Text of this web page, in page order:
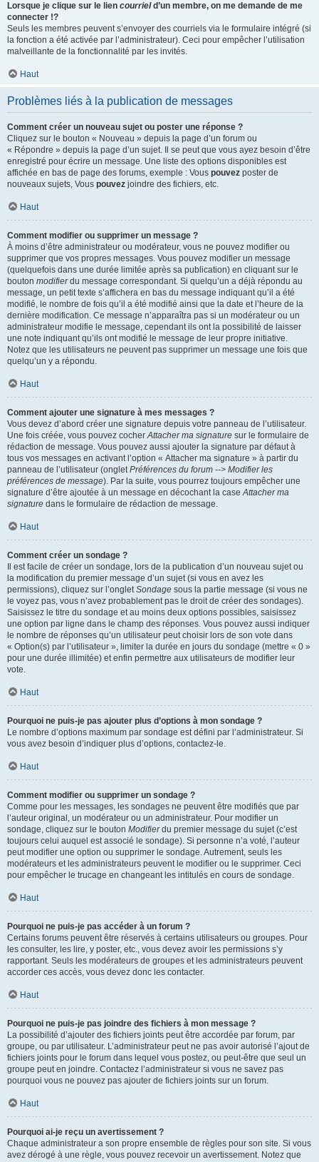
Lorsque je clique sur le lien courrield’un membre, on me demande de me
connecter !?
Seuls les membres peuvent s’envoyer des courriels via le formulaire intégré (si
la fonction a été activée par l’administrateur). Ceci pour empêcher l’utilisation
malveillante de la fonctionnalité par les invités.
Haut
Problèmes liés à la publication de messages
Comment créer un nouveau sujet ou poster une réponse ?
Cliquez sur le bouton « Nouveau » depuis la page d’un forum ou
« Répondre » depuis la page d’un sujet. Il se peut que vous ayez besoin d’être
enregistré pour écrire un message. Une liste des options disponibles est
affichée en bas de page des forums, exemple : Vous pouvez poster de
nouveaux sujets, Vous pouvez joindre des fichiers, etc.
Haut
Comment modifier ou supprimer un message ?
À moins d’être administrateur ou modérateur, vous ne pouvez modifier ou
supprimer que vos propres messages. Vous pouvez modifier un message
(quelquefois dans une durée limitée après sa publication) en cliquant sur le
bouton modifierdu message correspondant. Si quelqu’un a déjà répondu au
message, un petit texte s’affichera en bas du message indiquant qu’il a été
modifié, le nombre de fois qu’il a été modifié ainsi que la date et l’heure de la
dernière modification. Ce message n’apparaîtra pas si un modérateur ou un
administrateur modifie le message, cependant ils ont la possibilité de laisser
une note indiquant qu’ils ont modifié le message de leur propre initiative.
Notez que les utilisateurs ne peuvent pas supprimer un message une fois que
quelqu’un y a répondu.
Haut
Comment ajouter une signature à mes messages ?
Vous devez d’abord créer une signature depuis votre panneau de l’utilisateur.
Une fois créée, vous pouvez cocherAttacher ma signature sur le formulaire de
rédaction de message. Vous pouvez aussi ajouter la signature par défaut à
tous vos messages en activant l’option « Attacher ma signature » à partir du
panneau de l’utilisateur (ongletPréférences du forum --> Modifier les
préférences de message). Par la suite, vous pourrez toujours empêcher une
signature d’être ajoutée à un message en décochant la caseAttacher ma
signature dans le formulaire de rédaction de message.
Haut
Comment créer un sondage ?
Il est facile de créer un sondage, lors de la publication d’un nouveau sujet ou
la modification du premier message d’un sujet (si vous en avez les
permissions), cliquez sur l’ongletSondage sous la partie message (si vous ne
le voyez pas, vous n’avez probablement pas le droit de créer des sondages).
Saisissez le titre du sondage et au moins deux options possibles, saisissez
une option par ligne dans le champ des réponses. Vous pouvez aussi indiquer
le nombre de réponses qu’un utilisateur peut choisir lors de son vote dans
« Option(s) par l’utilisateur », limiter la durée en jours du sondage (mettre « 0 »
pour une durée illimitée) et enfin permettre aux utilisateurs de modifier leur
vote.
Haut
Pourquoi ne puis-je pas ajouter plus d’options à mon sondage ?
Le nombre d’options maximum par sondage est défini par l’administrateur. Si
vous avez besoin d’indiquer plus d’options, contactez-le.
Haut
Comment modifier ou supprimer un sondage ?
Comme pour les messages, les sondages ne peuvent être modifiés que par
l’auteur original, un modérateur ou un administrateur. Pour modifier un
sondage, cliquez sur le bouton Modifierdu premier message du sujet (c’est
toujours celui auquel est associé le sondage). Si personne n’a voté, l’auteur
peut modifier une option ou supprimer le sondage. Autrement, seuls les
modérateurs et les administrateurs peuvent le modifier ou le supprimer. Ceci
pour empêcher le trucage en changeant les intitulés en cours de sondage.
Haut
Pourquoi ne puis-je pas accéder à un forum ?
Certains forums peuvent être réservés à certains utilisateurs ou groupes. Pour
les consulter, les lire, y poster, etc., vous devez avoir les permissions s’y
rapportant. Seuls les modérateurs de groupes et les administrateurs peuvent
accorder ces accès, vous devez donc les contacter.
Haut
Pourquoi ne puis-je pas joindre des fichiers à mon message ?
La possibilité d’ajouter des fichiers joints peut être accordée par forum, par
groupe, ou par utilisateur. L’administrateur peut ne pas avoir autorisé l’ajout de
fichiers joints pour le forum dans lequel vous postez, ou peut-être que seul un
groupe peut en joindre. Contactez l’administrateur si vous ne savez pas
pourquoi vous ne pouvez pas ajouter de fichiers joints sur un forum.
Haut
Pourquoi ai-je reçu un avertissement ?
Chaque administrateur a son propre ensemble de règles pour son site. Si vous
avez dérogé à une règle, vous pouvez recevoir un avertissement. Notez que